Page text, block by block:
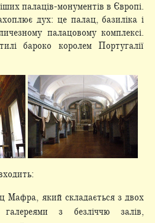
палаців-монументів в Європі.
дух: це палац, базиліка і
палацовому комплексі.
бароко королем Португалії
Мафра, який складається з двох
з безліччю залів,